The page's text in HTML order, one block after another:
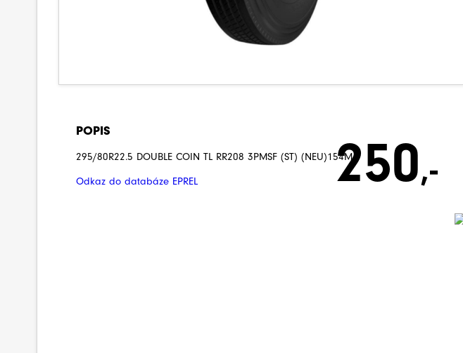
POPIS
295/80R22.5 DOUBLE COIN TL RR208 3PMSF (ST) (NEU)154M
Odkaz do databáze EPREL 250,-